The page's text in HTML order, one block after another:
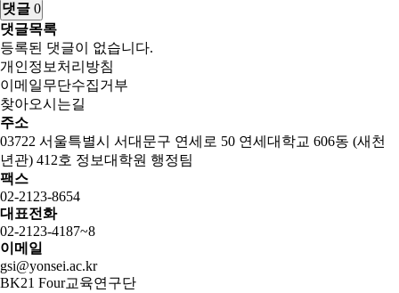
댓글 0
댓글목록
등록된 댓글이 없습니다.
개인정보처리방침
이메일무단수집거부
찾아오시는길
주소
03722 서울특별시 서대문구 연세로 50 연세대학교 606동 (새천
년관) 412호 정보대학원 행정팀
팩스
02-2123-8654
대표전화
02-2123-4187~8
이메일
gsi@yonsei.ac.kr
BK21 Four교육연구단